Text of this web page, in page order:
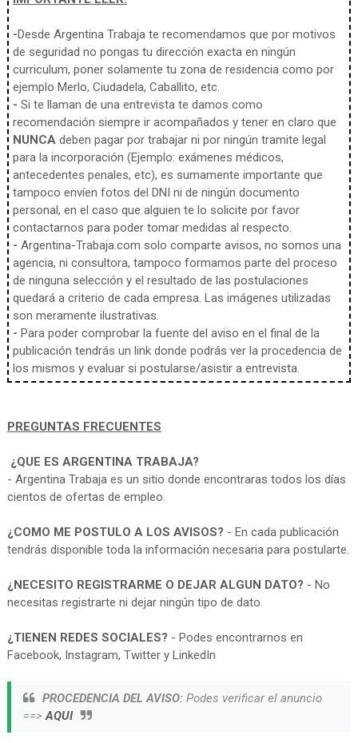
-Desde Argentina Trabaja te recomendamos que por motivos
de seguridad no pongas tu dirección exacta en ningún
curriculum, poner solamente tu zona de residencia como por
ejemplo Merlo, Ciudadela, Caballito, etc.
- Si te llaman de una entrevista te damos como
recomendación siempre ir acompañados y tener en claro que
NUNCAdeben pagar por trabajar ni por ningún tramite legal
para la incorporación (Ejemplo: exámenes médicos,
antecedentes penales, etc), es sumamente importante que
tampoco envíen fotos del DNI ni de ningún documento
personal, en el caso que alguien te lo solicite por favor
contactarnos para poder tomar medidas al respecto.
- Argentina-Trabaja.com solo comparte avisos, no somos una
agencia, ni consultora, tampoco formamos parte del proceso
de ninguna selección y el resultado de las postulaciones
quedará a criterio de cada empresa. Las imágenes utilizadas
son meramente ilustrativas.
- Para poder comprobar la fuente del aviso en el final de la
publicación tendrás un link donde podrás ver la procedencia de
los mismos y evaluar si postularse/asistir a entrevista.
PREGUNTAS FRECUENTES
¿QUE ES ARGENTINA TRABAJA?
- Argentina Trabaja es un sitio donde encontraras todos los días
cientos de ofertas de empleo.
¿COMO ME POSTULO A LOS AVISOS? - En cada publicación
tendrás disponible toda la información necesaria para postularte.
¿NECESITO REGISTRARME O DEJAR ALGUN DATO? - No
necesitas registrarte ni dejar ningún tipo de dato.
¿TIENEN REDES SOCIALES? - Podes encontrarnos en
Facebook, Instagram, Twitter y LinkedIn
PROCEDENCIA DEL AVISO:Podes verificar el anuncio
==>AQUI